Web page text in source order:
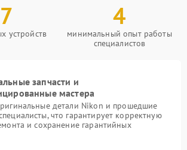
устройств
4
минимальный опыт работы
специалистов
запчасти и
мастера
детали Nikon и прошедшие
что гарантирует корректную
и сохранение гарантийных